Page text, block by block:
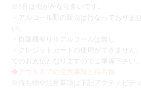
※8月は虫がかなり多いです。
・アルコール類の販売は行なっておりま
い。
・自販機有り※アルコールは無し
・クレジットカードの使用ができません
でのお支払となりますのでご準備下さい。
◆アウトドアの注意事項と持ち物
※持ち物や注意事項は下記アクティビテ